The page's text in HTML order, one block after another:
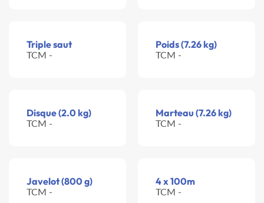
Triple saut
TCM -
Poids (7.26 kg)
TCM -
Disque (2.0 kg)
TCM -
Marteau (7.26 kg)
TCM -
Javelot (800 g)
TCM -
4 x 100m
TCM -